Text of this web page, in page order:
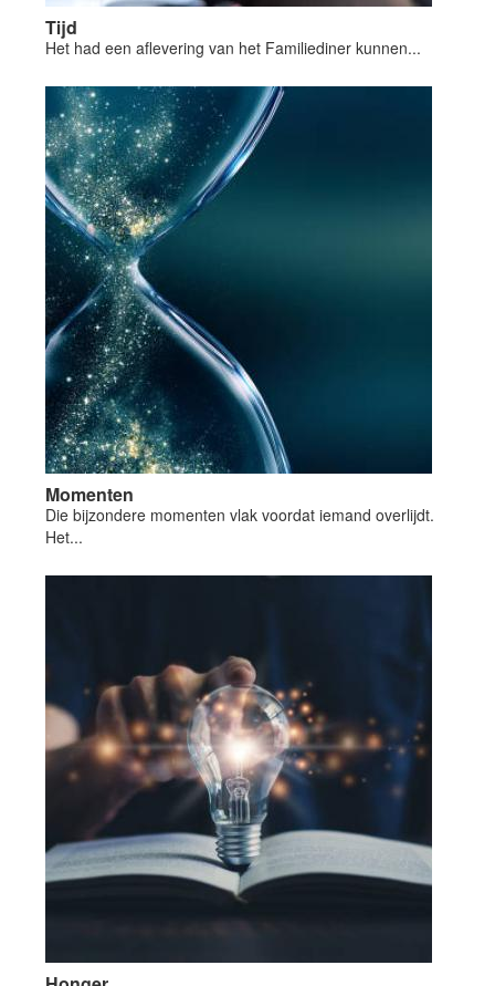
Tijd
Het had een aflevering van het Familiediner kunnen...
Momenten
Die bijzondere momenten vlak voordat iemand overlijdt.
Het...